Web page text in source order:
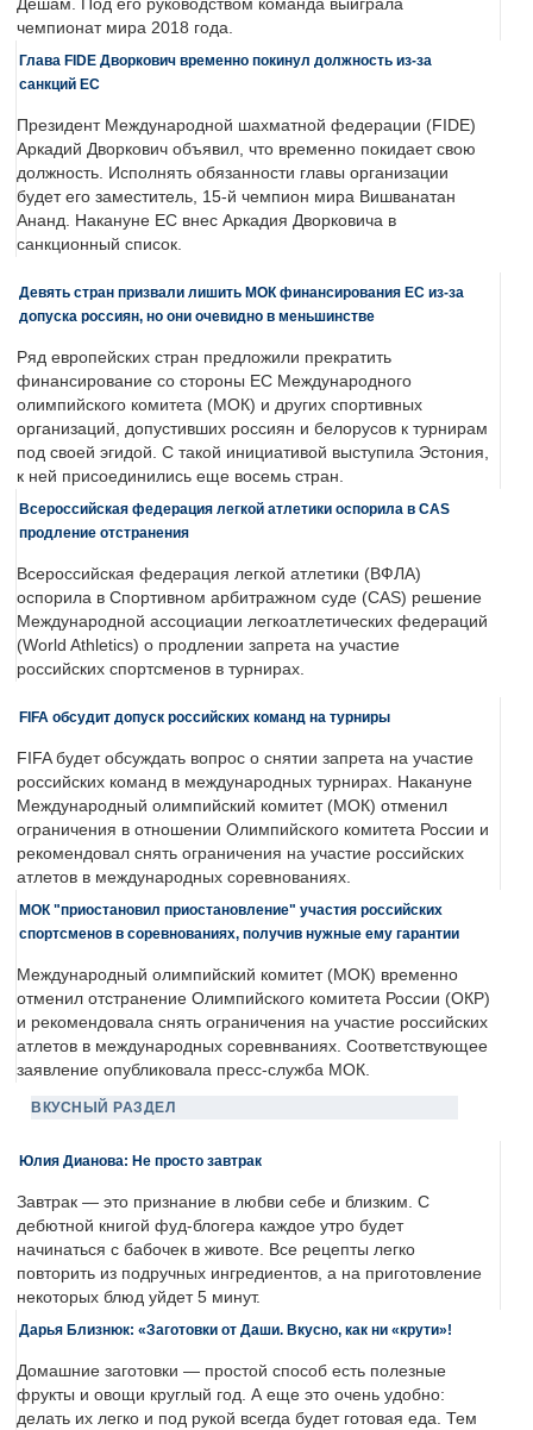
Дешам. Под его руководством команда выиграла
чемпионат мира 2018 года.
Глава FIDE Дворкович временно покинул должность из-за
санкций ЕС
Президент Международной шахматной федерации (FIDE)
Аркадий Дворкович объявил, что временно покидает свою
должность. Исполнять обязанности главы организации
будет его заместитель, 15-й чемпион мира Вишванатан
Ананд. Накануне ЕС внес Аркадия Дворковича в
санкционный список.
Девять стран призвали лишить МОК финансирования ЕС из-за
допуска россиян, но они очевидно в меньшинстве
Ряд европейских стран предложили прекратить
финансирование со стороны ЕС Международного
олимпийского комитета (МОК) и других спортивных
организаций, допустивших россиян и белорусов к турнирам
под своей эгидой. С такой инициативой выступила Эстония,
к ней присоединились еще восемь стран.
Всероссийская федерация легкой атлетики оспорила в CAS
продление отстранения
Всероссийская федерация легкой атлетики (ВФЛА)
оспорила в Спортивном арбитражном суде (CAS) решение
Международной ассоциации легкоатлетических федераций
(World Athletics) о продлении запрета на участие
российских спортсменов в турнирах.
FIFA обсудит допуск российских команд на турниры
FIFA будет обсуждать вопрос о снятии запрета на участие
российских команд в международных турнирах. Накануне
Международный олимпийский комитет (МОК) отменил
ограничения в отношении Олимпийского комитета России и
рекомендовал снять ограничения на участие российских
атлетов в международных соревнованиях.
МОК "приостановил приостановление" участия российских
спортсменов в соревнованиях, получив нужные ему гарантии
Международный олимпийский комитет (МОК) временно
отменил отстранение Олимпийского комитета России (ОКР)
и рекомендовала снять ограничения на участие российских
атлетов в международных соревнваниях. Соответствующее
заявление опубликовала пресс-служба МОК.
ВКУСНЫЙ РАЗДЕЛ
Юлия Дианова: Не просто завтрак
Завтрак — это признание в любви себе и близким. С
дебютной книгой фуд-блогера каждое утро будет
начинаться с бабочек в животе. Все рецепты легко
повторить из подручных ингредиентов, а на приготовление
некоторых блюд уйдет 5 минут.
Дарья Близнюк: «Заготовки от Даши. Вкусно, как ни «крути»!
Домашние заготовки — простой способ есть полезные
фрукты и овощи круглый год. А еще это очень удобно:
делать их легко и под рукой всегда будет готовая еда. Тем